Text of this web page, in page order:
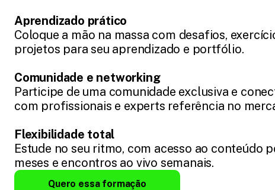
Aprendizado prático
Coloque a mão na massa com desafios,
projetos para seu aprendizado e portfólio.
Comunidade e networking
Participe de uma comunidade exclusiva e
com profissionais e experts referência no
Flexibilidade total
Estude no seu ritmo, com acesso ao conteúdo
meses e encontros ao vivo semanais.
Quero essa formação